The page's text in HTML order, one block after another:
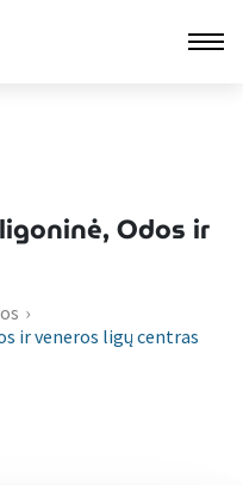
Odos ir
›
ir veneros ligų centras